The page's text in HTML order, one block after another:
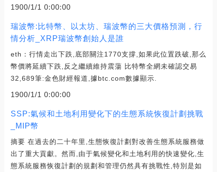
1900/1/1 0:00:00
瑞波幣:比特幣、以太坊、瑞波幣的三大價格預測，行
情分析_XRP瑞波幣創始人是誰
eth：行情走出下跌,底部關注1770支撐,如果此位置跌破,那么
幣價將延續下跌,反之繼續維持震蕩 比特幣全網未確認交易
32,689筆:金色財經報道,據btc.com數據顯示.
1900/1/1 0:00:00
SSP:氣候和土地利用變化下的生態系統恢復計劃挑戰
_MIP幣
摘要 在過去的二十年里,生態恢復計劃對改善生態系統服務做
出了重大貢獻。然而,由于氣候變化和土地利用的快速變化,生
態系統服務恢復計劃的規劃和管理仍然具有挑戰性,特別是如